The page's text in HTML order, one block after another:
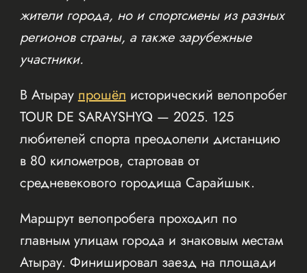
жители города, но и спортсмены из разных
регионов страны, а также зарубежные
участники.
В Атырау прошёл исторический велопробег
TOUR DE SARAYSHYQ — 2025. 125
любителей спорта преодолели дистанцию
в 80 километров, стартовав от
средневекового городища Сарайшык.
Маршрут велопробега проходил по
главным улицам города и знаковым местам
Атырау. Финишировал заезд на площади